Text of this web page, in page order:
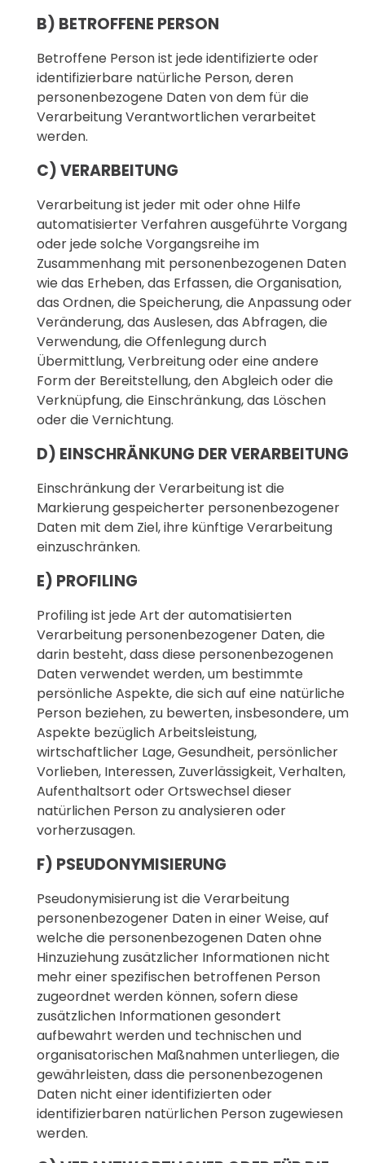
B) BETROFFENE PERSON
Betroffene Person ist jede identifizierte oder
identifizierbare natürliche Person, deren
personenbezogene Daten von dem für die
Verarbeitung Verantwortlichen verarbeitet
werden.
C) VERARBEITUNG
Verarbeitung ist jeder mit oder ohne Hilfe
automatisierter Verfahren ausgeführte Vorgang
oder jede solche Vorgangsreihe im
Zusammenhang mit personenbezogenen Daten
wie das Erheben, das Erfassen, die Organisation,
das Ordnen, die Speicherung, die Anpassung oder
Veränderung, das Auslesen, das Abfragen, die
Verwendung, die Offenlegung durch
Übermittlung, Verbreitung oder eine andere
Form der Bereitstellung, den Abgleich oder die
Verknüpfung, die Einschränkung, das Löschen
oder die Vernichtung.
D) EINSCHRÄNKUNG DER VERARBEITUNG
Einschränkung der Verarbeitung ist die
Markierung gespeicherter personenbezogener
Daten mit dem Ziel, ihre künftige Verarbeitung
einzuschränken.
E) PROFILING
Profiling ist jede Art der automatisierten
Verarbeitung personenbezogener Daten, die
darin besteht, dass diese personenbezogenen
Daten verwendet werden, um bestimmte
persönliche Aspekte, die sich auf eine natürliche
Person beziehen, zu bewerten, insbesondere, um
Aspekte bezüglich Arbeitsleistung,
wirtschaftlicher Lage, Gesundheit, persönlicher
Vorlieben, Interessen, Zuverlässigkeit, Verhalten,
Aufenthaltsort oder Ortswechsel dieser
natürlichen Person zu analysieren oder
vorherzusagen.
F) PSEUDONYMISIERUNG
Pseudonymisierung ist die Verarbeitung
personenbezogener Daten in einer Weise, auf
welche die personenbezogenen Daten ohne
Hinzuziehung zusätzlicher Informationen nicht
mehr einer spezifischen betroffenen Person
zugeordnet werden können, sofern diese
zusätzlichen Informationen gesondert
aufbewahrt werden und technischen und
organisatorischen Maßnahmen unterliegen, die
gewährleisten, dass die personenbezogenen
Daten nicht einer identifizierten oder
identifizierbaren natürlichen Person zugewiesen
werden.